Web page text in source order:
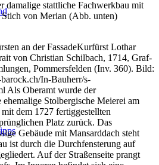
damalige stattliche Fachwerkbau mit
Stich von Merian (Abb. unten)
an der FassadeKurfürst Lothar
von Christian Schilbach, 1714, Graf-
Pommersfelden (Inv. 360). Bild:
In-Bauherr/s-
Als Oberamt wurde der
Stolbergische Meierei am
dem 1727 fertiggestellten
Platz zurück. Das
Gebäude mit Mansarddach steht
ist durch die Durchfensterung auf
Auf der Straßenseite prangt